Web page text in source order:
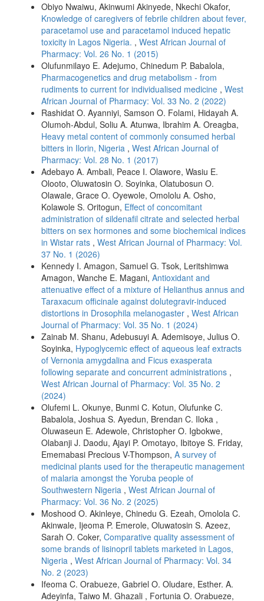
Obiyo Nwaiwu, Akinwumi Akinyede, Nkechi Okafor,
Knowledge of caregivers of febrile children about fever,
paracetamol use and paracetamol induced hepatic
toxicity in Lagos Nigeria. , West African Journal of
Pharmacy: Vol. 26 No. 1 (2015)
Olufunmilayo E. Adejumo, Chinedum P. Babalola,
Pharmacogenetics and drug metabolism - from
rudiments to current for individualised medicine , West
African Journal of Pharmacy: Vol. 33 No. 2 (2022)
Rashidat O. Ayanniyi, Samson O. Folami, Hidayah A.
Olumoh-Abdul, Soliu A. Atunwa, Ibrahim A. Oreagba,
Heavy metal content of commonly consumed herbal
bitters in Ilorin, Nigeria , West African Journal of
Pharmacy: Vol. 28 No. 1 (2017)
Adebayo A. Ambali, Peace I. Olawore, Wasiu E.
Olooto, Oluwatosin O. Soyinka, Olatubosun O.
Olawale, Grace O. Oyewole, Omololu A. Osho,
Kolawole S. Oritogun, Effect of concomitant
administration of sildenafil citrate and selected herbal
bitters on sex hormones and some biochemical indices
in Wistar rats , West African Journal of Pharmacy: Vol.
37 No. 1 (2026)
Kennedy I. Amagon, Samuel G. Tsok, Leritshimwa
Amagon, Wanche E. Magani, Antioxidant and
attenuative effect of a mixture of Helianthus annus and
Taraxacum officinale against dolutegravir-induced
distortions in Drosophila melanogaster , West African
Journal of Pharmacy: Vol. 35 No. 1 (2024)
Zainab M. Shanu, Adebusuyi A. Ademisoye, Julius O.
Soyinka, Hypoglycemic effect of aqueous leaf extracts
of Vernonia amygdalina and Ficus exasperata
following separate and concurrent administrations ,
West African Journal of Pharmacy: Vol. 35 No. 2
(2024)
Olufemi L. Okunye, Bunmi C. Kotun, Olufunke C.
Babalola, Joshua S. Ayedun, Brendan C. Iloka ,
Oluwaseun E. Adewole, Christopher O. Igbokwe,
Olabanji J. Daodu, Ajayi P. Omotayo, Ibitoye S. Friday,
Ememabasi Precious V-Thompson, A survey of
medicinal plants used for the therapeutic management
of malaria amongst the Yoruba people of
Southwestern Nigeria , West African Journal of
Pharmacy: Vol. 36 No. 2 (2025)
Moshood O. Akinleye, Chinedu G. Ezeah, Omolola C.
Akinwale, Ijeoma P. Emerole, Oluwatosin S. Azeez,
Sarah O. Coker, Comparative quality assessment of
some brands of lisinopril tablets marketed in Lagos,
Nigeria , West African Journal of Pharmacy: Vol. 34
No. 2 (2023)
Ifeoma C. Orabueze, Gabriel O. Oludare, Esther. A.
Adeyinfa, Taiwo M. Ghazali , Fortunia O. Orabueze,